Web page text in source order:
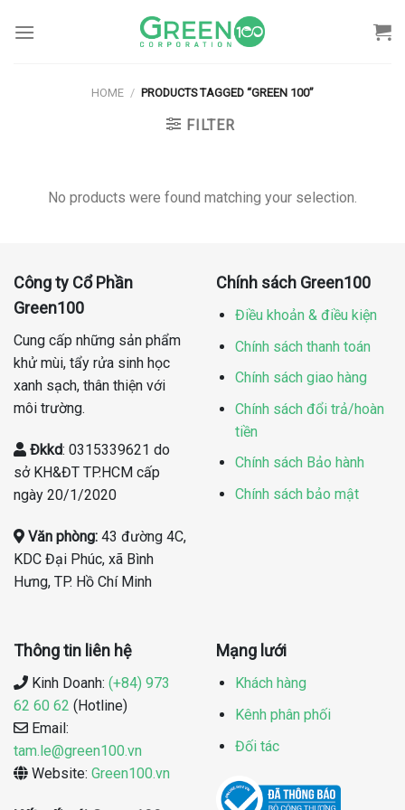
HOME / PRODUCTS TAGGED “GREEN 100”
FILTER
No products were found matching your selection.
Công ty Cổ Phần
Green100
Cung cấp những sản phẩm
khử mùi, tẩy rửa sinh học
xanh sạch, thân thiện với
môi trường.
Đkkd: 0315339621 do
sở KH&ĐT TP.HCM cấp
ngày 20/1/2020
Văn phòng: 43 đường 4C,
KDC Đại Phúc, xã Bình
Hưng, TP. Hồ Chí Minh
Chính sách Green100
Điều khoản & điều kiện
Chính sách thanh toán
Chính sách giao hàng
Chính sách đổi trả/hoàn
tiền
Chính sách Bảo hành
Chính sách bảo mật
Thông tin liên hệ
Kinh Doanh: (+84) 973
62 60 62 (Hotline)
Email:
tam.le@green100.vn
Website: Green100.vn
Mạng lưới
Khách hàng
Kênh phân phối
Đối tác